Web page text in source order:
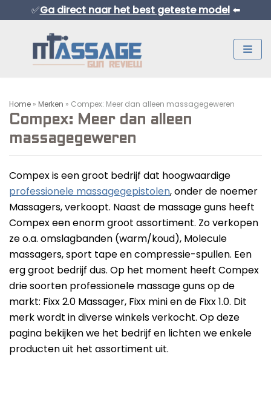
Meteen
inhoud
✅Ga direct naar het best geteste model ⬅️
Normaal Formaat Massage Guns
Professionele Massage Guns
Mini Massage Guns
Overige Producten
Beste Mini Massage Guns
Beste Professionele Massage Pistolen
Addsfit
Compex
Hyperice
Algemeen
Home » Merken » Compex: Meer dan alleen massagegeweren
Compex: Meer dan alleen
massagegeweren
Compex is een groot bedrijf dat hoogwaardige
professionele massagegepistolen, onder de noemer
Massagers, verkoopt. Naast de massage guns heeft
Compex een enorm groot assortiment. Zo verkopen
ze o.a. omslagbanden (warm/koud), Molecule
massagers, sport tape en compressie-spullen. Een
erg groot bedrijf dus. Op het moment heeft Compex
drie soorten professionele massage guns op de
markt: Fixx 2.0 Massager, Fixx mini en de Fixx 1.0. Dit
merk wordt in diverse winkels verkocht. Op deze
pagina bekijken we het bedrijf en lichten we enkele
producten uit het assortiment uit.